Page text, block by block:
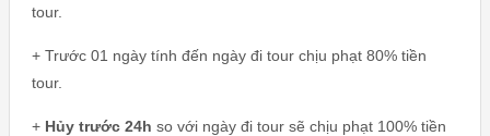
tour.
+ Trước 01 ngày tính đến ngày đi tour chịu phạt 80% tiền
tour.
+ Hủy trước 24h so với ngày đi tour sẽ chịu phạt 100% tiền